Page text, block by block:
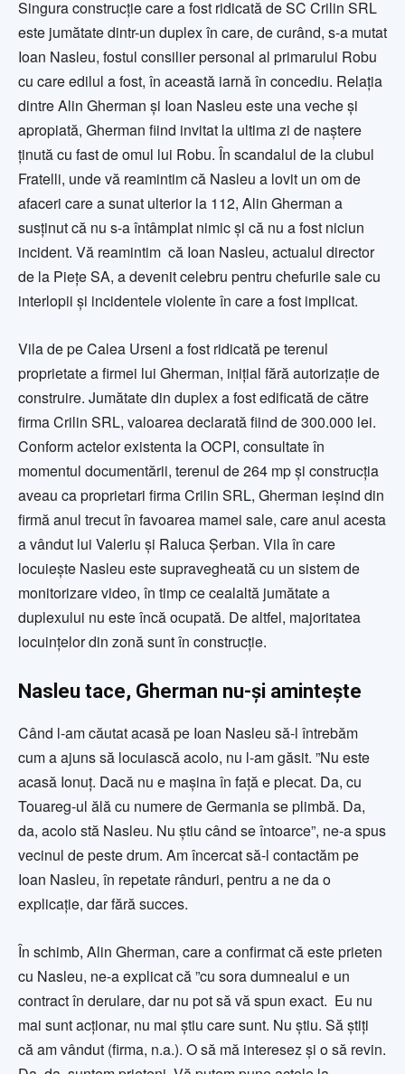
Singura construcție care a fost ridicată de SC Crilin SRL
este jumătate dintr-un duplex în care, de curând, s-a mutat
Ioan Nasleu, fostul consilier personal al primarului Robu
cu care edilul a fost, în această iarnă în concediu. Relația
dintre Alin Gherman și Ioan Nasleu este una veche și
apropiată, Gherman fiind invitat la ultima zi de naștere
ținută cu fast de omul lui Robu. În scandalul de la clubul
Fratelli, unde vă reamintim că Nasleu a lovit un om de
afaceri care a sunat ulterior la 112, Alin Gherman a
susținut că nu s-a întâmplat nimic și că nu a fost niciun
incident. Vă reamintim că Ioan Nasleu, actualul director
de la Piețe SA, a devenit celebru pentru chefurile sale cu
interlopii și incidentele violente în care a fost implicat.
Vila de pe Calea Urseni a fost ridicată pe terenul
proprietate a firmei lui Gherman, inițial fără autorizație de
construire. Jumătate din duplex a fost edificată de către
firma Crilin SRL, valoarea declarată fiind de 300.000 lei.
Conform actelor existenta la OCPI, consultate în
momentul documentării, terenul de 264 mp și construcția
aveau ca proprietari firma Crilin SRL, Gherman ieșind din
firmă anul trecut în favoarea mamei sale, care anul acesta
a vândut lui Valeriu și Raluca Șerban. Vila în care
locuiește Nasleu este supravegheată cu un sistem de
monitorizare video, în timp ce cealaltă jumătate a
duplexului nu este încă ocupată. De altfel, majoritatea
locuințelor din zonă sunt în construcție.
Nasleu tace, Gherman nu-și amintește
Când l-am căutat acasă pe Ioan Nasleu să-l întrebăm
cum a ajuns să locuiască acolo, nu l-am găsit. ”Nu este
acasă Ionuț. Dacă nu e mașina în față e plecat. Da, cu
Touareg-ul ălă cu numere de Germania se plimbă. Da,
da, acolo stă Nasleu. Nu știu când se întoarce”, ne-a spus
vecinul de peste drum. Am încercat să-l contactăm pe
Ioan Nasleu, în repetate rânduri, pentru a ne da o
explicație, dar fără succes.
În schimb, Alin Gherman, care a confirmat că este prieten
cu Nasleu, ne-a explicat că ”cu sora dumnealui e un
contract în derulare, dar nu pot să vă spun exact. Eu nu
mai sunt acționar, nu mai știu care sunt. Nu știu. Să știți
că am vândut (firma, n.a.). O să mă interesez și o să revin.